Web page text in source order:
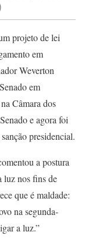
projeto de lei
em
Weverton
em
Câmara dos
e agora foi
presidencial.
a postura
luz nos fins de
que é maldade:
na segunda-
a luz.”